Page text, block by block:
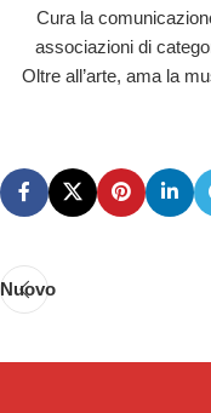
Cura la
associazioni di
Oltre all’arte, ama la
Nuovo